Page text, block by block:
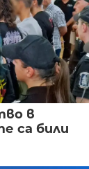
в
са били